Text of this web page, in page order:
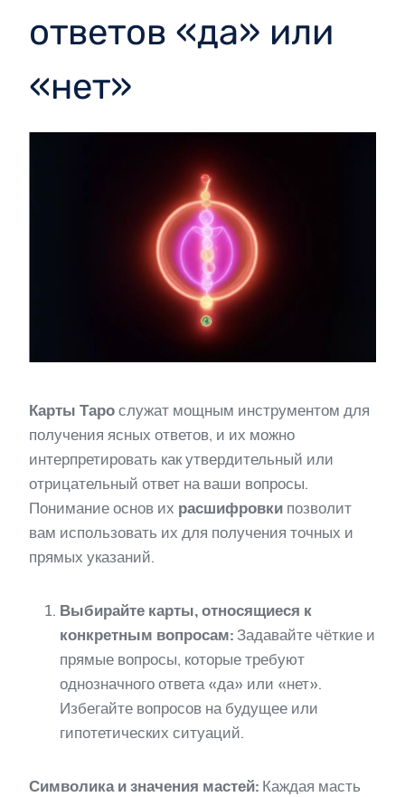
ответов «да» или
«нет»
Карты Таро служат мощным инструментом для
получения ясных ответов, и их можно
интерпретировать как утвердительный или
отрицательный ответ на ваши вопросы.
Понимание основ их расшифровки позволит
вам использовать их для получения точных и
прямых указаний.
Выбирайте карты, относящиеся к
конкретным вопросам: Задавайте чёткие и
прямые вопросы, которые требуют
однозначного ответа «да» или «нет».
Избегайте вопросов на будущее или
гипотетических ситуаций.
Символика и значения мастей: Каждая масть